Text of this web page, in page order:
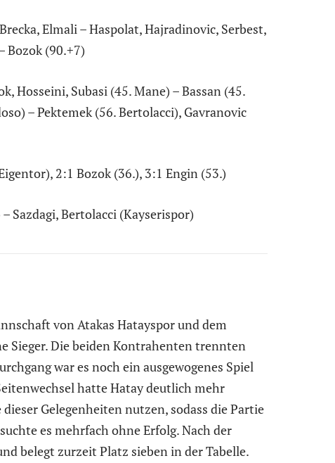
Elmali – Haspolat, Hajradinovic, Serbest,
Bozok (90.+7)
Hosseini, Subasi (45. Mane) – Bassan (45.
– Pektemek (56. Bertolacci), Gavranovic
2:1 Bozok (36.), 3:1 Engin (53.)
Sazdagi, Bertolacci (Kayserispor)
von Atakas Hatayspor und dem
Sieger. Die beiden Kontrahenten trennten
war es noch ein ausgewogenes Spiel
hatte Hatay deutlich mehr
Gelegenheiten nutzen, sodass die Partie
es mehrfach ohne Erfolg. Nach der
belegt zurzeit Platz sieben in der Tabelle.